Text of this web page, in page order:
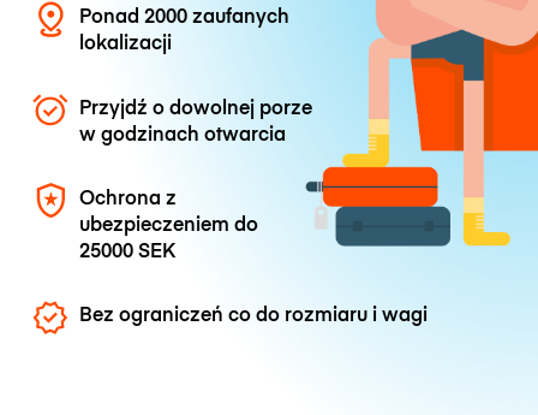
Ponad 2000 zaufanych
lokalizacji
Przyjdź o dowolnej porze
w godzinach otwarcia
Ochrona z
ubezpieczeniem do
25000 SEK
Bez ograniczeń co do rozmiaru i wagi